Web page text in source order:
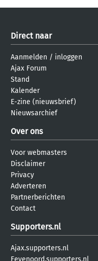
Direct naar
Aanmelden / inloggen
Ajax Forum
Stand
Kalender
E-zine (nieuwsbrief)
Nieuwsarchief
Over ons
Voor webmasters
Disclaimer
Privacy
Adverteren
Partnerberichten
Contact
Supporters.nl
Ajax.supporters.nl
Feyenoord.supporters.nl